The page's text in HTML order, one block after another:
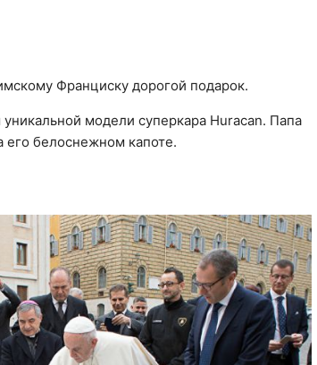
Франциску дорогой подарок.
модели суперкара Huracan. Папа
его белоснежном капоте.